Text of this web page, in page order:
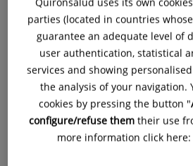
Consulta la información
especialidad
en la web de
El servicio de Diagnóstico por la
diagnóstico y tratamiento de las
parties (located in countries
guarantee an adequate level of
user authentication, statistical
services and showing
the analysis of your navigation.
cookies by pressing the button "
configure/refuse them their use
more information click here: